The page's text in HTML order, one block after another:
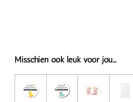
Misschien ook leuk voor jou....